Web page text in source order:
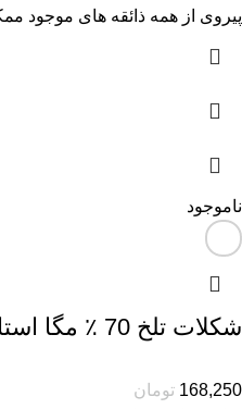
پیروی از همه ذائقه های موجود
ناموجود
شکلات تلخ 70 ٪ مگا استار
168,250 تومان